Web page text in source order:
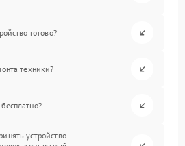
готово?
техники?
устройство